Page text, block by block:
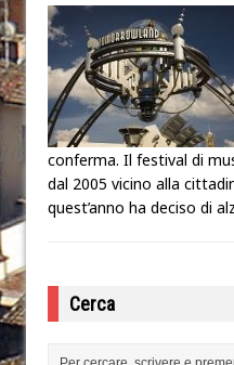
conferma. Il festival di
dal 2005 vicino alla
quest’anno ha deciso di
Cerca